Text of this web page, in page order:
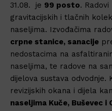
31.08. je 99 posto.
gravitacijskih i tlačnih
naseljima. Izvođačima
crpne stanice, sanacije
nedostacima na
naseljima, te radove na
dijelova sustava odvodnje.
revizijskih okana i dijela
naseljima Kuče, Buševec i